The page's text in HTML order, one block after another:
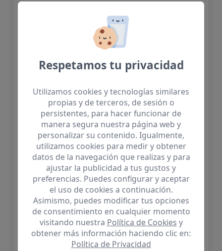
La información solicitada es necesaria para
Respetamos tu privacidad
Utilizamos cookies y tecnologías similares
propias y de terceros, de sesión o
persistentes, para hacer funcionar de
manera segura nuestra página web y
personalizar su contenido. Igualmente,
utilizamos cookies para medir y obtener
datos de la navegación que realizas y para
ajustar la publicidad a tus gustos y
preferencias. Puedes configurar y aceptar
el uso de cookies a continuación.
Asimismo, puedes modificar tus opciones
de consentimiento en cualquier momento
visitando nuestra Política de Cookies y
obtener más información haciendo clic en:
Política de Privacidad